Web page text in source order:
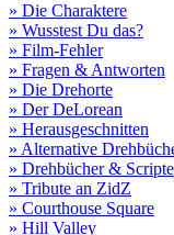
» Die Charaktere
» Wusstest Du das?
» Film-Fehler
» Fragen & Antworten
» Die Drehorte
» Der DeLorean
» Herausgeschnitten
» Alternative
» Drehbücher & Scripte
» Tribute an ZidZ
» Courthouse Square
» Hill Valley